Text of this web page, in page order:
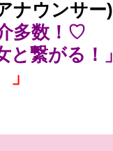
ナウンサー)
多数！♡
繋がる！」
」